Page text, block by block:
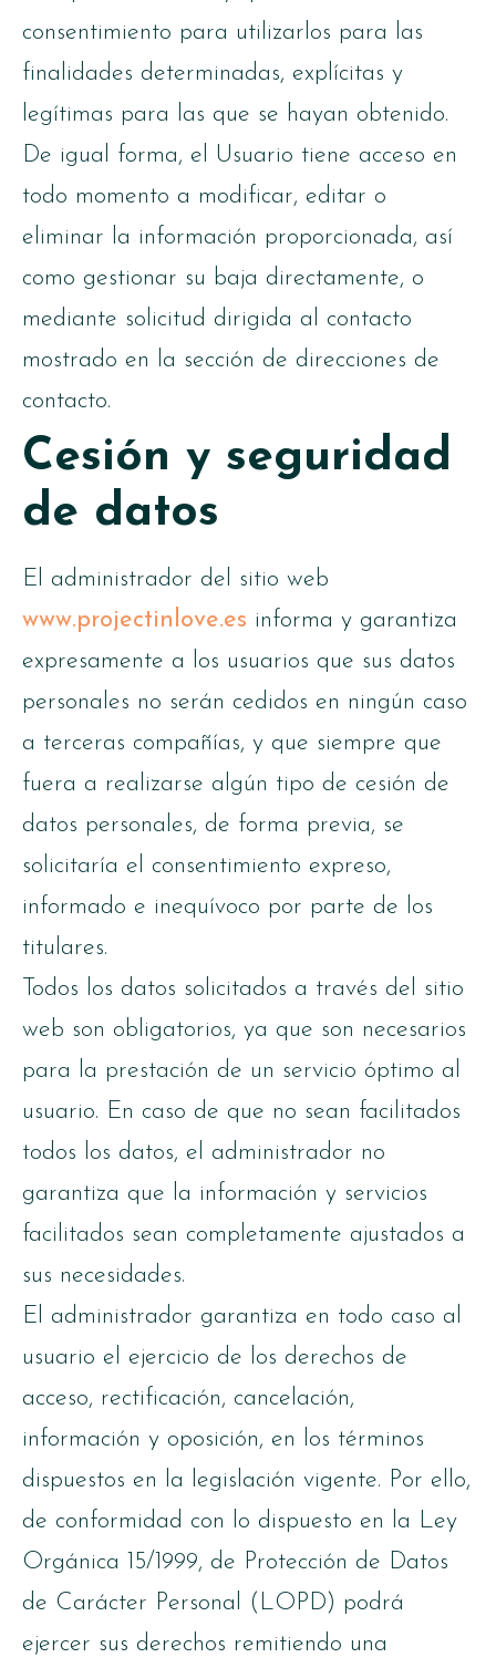
consentimiento para utilizarlos para las
finalidades determinadas, explícitas y
legítimas para las que se hayan obtenido.
De igual forma, el Usuario tiene acceso en
todo momento a modificar, editar o
eliminar la información proporcionada, así
como gestionar su baja directamente, o
mediante solicitud dirigida al contacto
mostrado en la sección de direcciones de
contacto.
Cesión y seguridad
de datos
El administrador del sitio web
www.projectinlove.es informa y garantiza
expresamente a los usuarios que sus datos
personales no serán cedidos en ningún caso
a terceras compañías, y que siempre que
fuera a realizarse algún tipo de cesión de
datos personales, de forma previa, se
solicitaría el consentimiento expreso,
informado e inequívoco por parte de los
titulares.
Todos los datos solicitados a través del sitio
web son obligatorios, ya que son necesarios
para la prestación de un servicio óptimo al
usuario. En caso de que no sean facilitados
todos los datos, el administrador no
garantiza que la información y servicios
facilitados sean completamente ajustados a
sus necesidades.
El administrador garantiza en todo caso al
usuario el ejercicio de los derechos de
acceso, rectificación, cancelación,
información y oposición, en los términos
dispuestos en la legislación vigente. Por ello,
de conformidad con lo dispuesto en la Ley
Orgánica 15/1999, de Protección de Datos
de Carácter Personal (LOPD) podrá
ejercer sus derechos remitiendo una